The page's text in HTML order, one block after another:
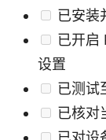
已安装
已开启
设置
已测试
已核对